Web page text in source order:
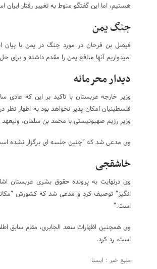
هستیم، اما این گفتگو منوط به تغییر رفتار ایران
جنگ یمن
فیصل بن فرحان در مورد جنگ در یمن با بیان
امیدواریم آنها منافع یمن را مقدم داشته و
دیدار محرمانه
وزیر خارجه عربستان با تاکید بر این که عادی
فلسطینیان امکان پذیر نخواهد بود به اظهار نظر
وزیر رژیم صهیونیستی با محمد بن سلمان،
وی مدعی شد که “چنین جلسه ای برگزار نشده
خاشقجی
وی درنهایت به پرونده حقوق بشری عربستان
انگیز” توصیف کرد و مدعی شد که کشورش
است.”
وی همچنین اظهارات سعد الجابری، مقام سابق
است، رد کرد.
منبع خبر : ایسنا